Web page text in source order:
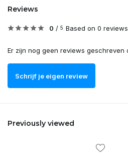
Reviews
0 / 5 Based on 0 reviews
Er zijn nog geen reviews geschreven
Schrijf je eigen review
Previously viewed